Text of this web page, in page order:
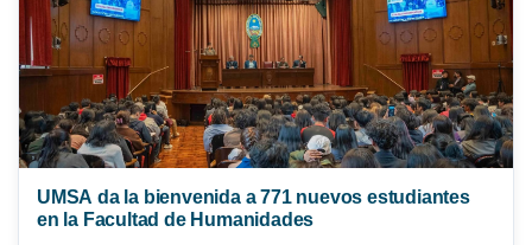
UMSA da la bienvenida a 771 nuevos estudiantes
en la Facultad de Humanidades